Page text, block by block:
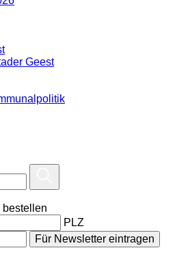
Geest
bestellen
PLZ
Für Newsletter eintragen